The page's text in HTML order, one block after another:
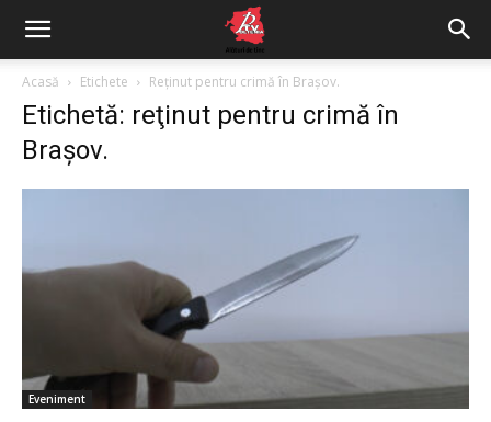
Acasă Etichete Reţinut pentru crimă în Braşov.
Etichetă: reţinut pentru crimă în
Braşov.
Eveniment